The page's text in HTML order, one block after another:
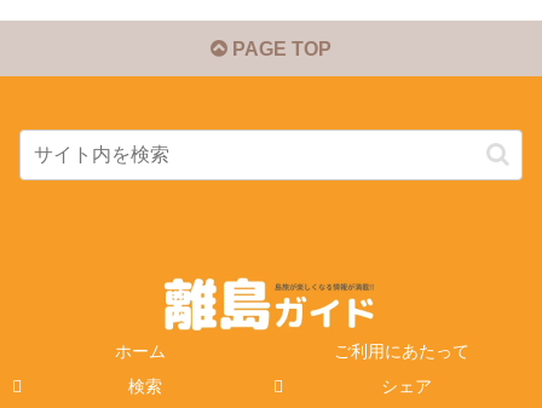
PAGE TOP
ホーム
ご利用にあたって
検索
シェア